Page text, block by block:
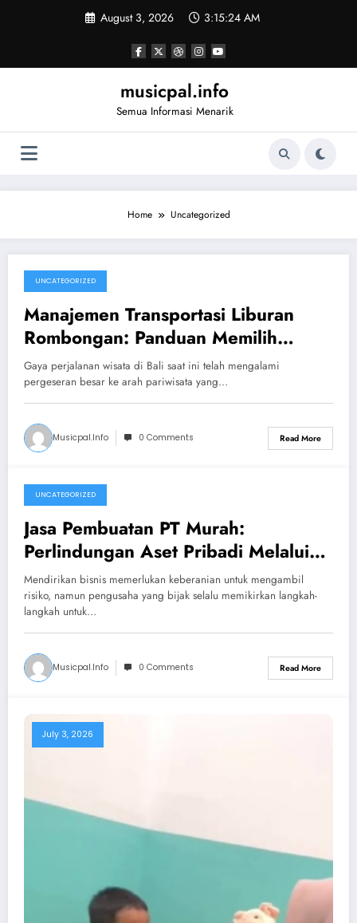
August 3, 2026 3:15:25 AM
musicpal.info
Semua Informasi Menarik
Home Uncategorized
July 23, 2026
UNCATEGORIZED
Manajemen Transportasi Liburan
Rombongan: Panduan Memilih
Kendaraan MPV dan Paket
Petualangan Bahari
Gaya perjalanan wisata di Bali saat ini telah mengalami
pergeseran besar ke arah pariwisata yang…
Musicpal.info 0 Comments Read More
July 7, 2026
UNCATEGORIZED
Jasa Pembuatan PT Murah:
Perlindungan Aset Pribadi Melalui
Pemisahan Tanggung Jawab Hukum
yang Jelas
Mendirikan bisnis memerlukan keberanian untuk mengambil
risiko, namun pengusaha yang bijak selalu memikirkan langkah-
langkah untuk…
Musicpal.info 0 Comments Read More
July 3, 2026